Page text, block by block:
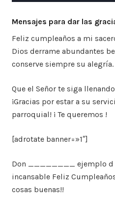
Mensajes para dar las
Feliz cumpleaños a mi
Dios derrame abundantes
conserve siempre su alegría.
Que el Señor te siga
¡Gracias por estar a su
parroquial! ¡ Te queremos !
[adrotate banner=»1″]
Don ________ ejemplo d
incansable Feliz
cosas buenas!!